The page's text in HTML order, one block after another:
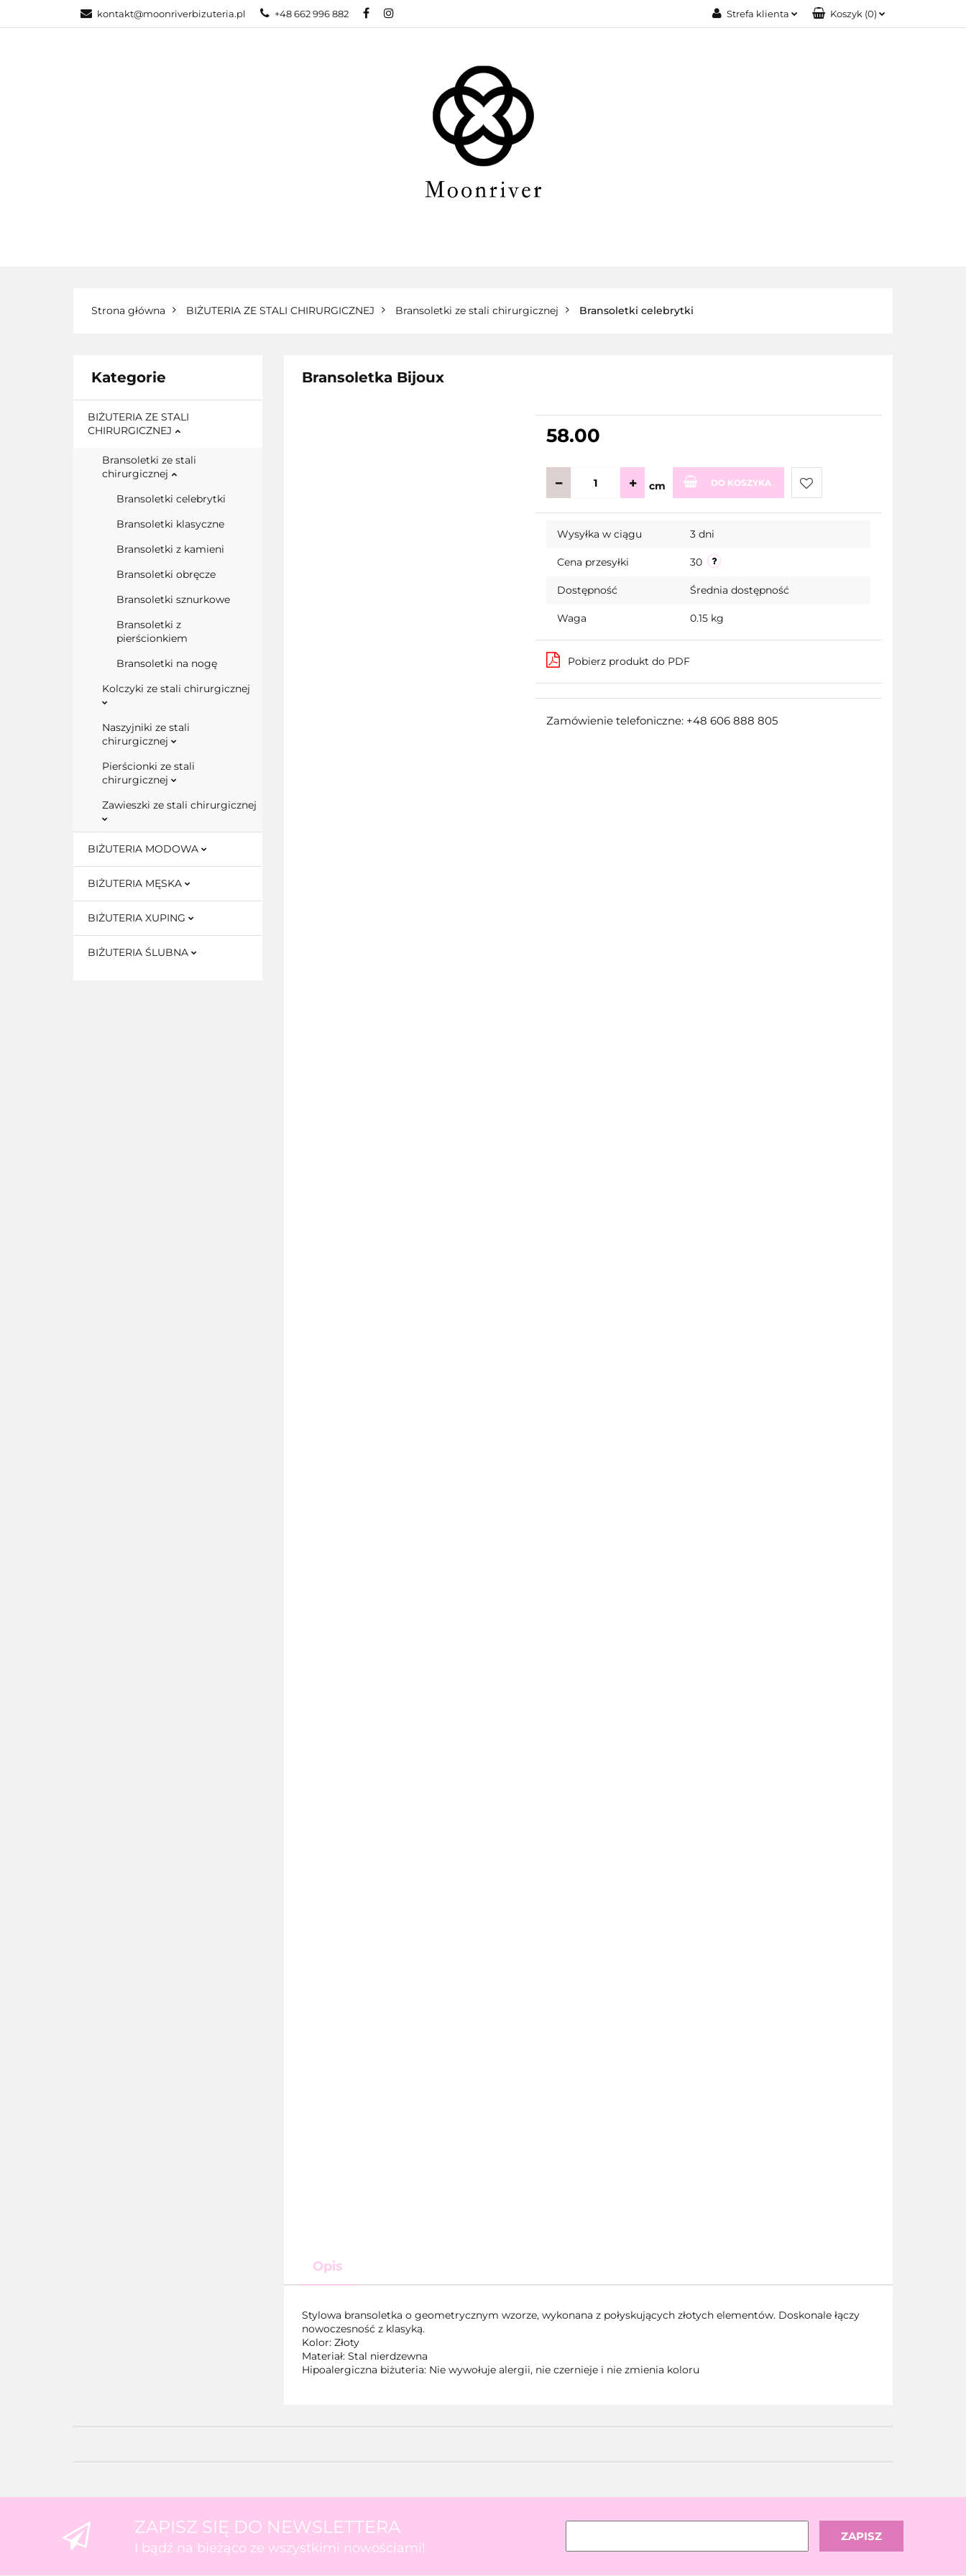
kontakt@moonriverbizuteria.pl +48 662 996 882 Strefa klienta Koszyk (0)
KATEGORIE
Strona główna BIŻUTERIA ZE STALI CHIRURGICZNEJ Bransoletki ze stali chirurgicznej Bransoletki celebrytki
Kategorie
BIŻUTERIA ZE STALI
CHIRURGICZNEJ
Bransoletki ze stali
chirurgicznej
Bransoletki celebrytki
Bransoletki klasyczne
Bransoletki z kamieni
Bransoletki obręcze
Bransoletki sznurkowe
Bransoletki z
pierścionkiem
Bransoletki na nogę
Kolczyki ze stali chirurgicznej
Naszyjniki ze stali
chirurgicznej
Pierścionki ze stali
chirurgicznej
Zawieszki ze stali chirurgicznej
BIŻUTERIA MODOWA
BIŻUTERIA MĘSKA
BIŻUTERIA XUPING
BIŻUTERIA ŚLUBNA
Bransoletka Bijoux
58.00
cm DO KOSZYKA
Do
Wysyłka w ciągu 3 dni
Cena przesyłki 30
Dostępność Średnia dostępność
Waga 0.15 kg
Pobierz produkt do PDF
Zamówienie telefoniczne: +48 606 888 805
Opis
Stylowa bransoletka o geometrycznym wzorze, wykonana z połyskujących złotych elementów. Doskonale łączy
nowoczesność z klasyką.
Kolor: Złoty
Materiał: Stal nierdzewna
Hipoalergiczna biżuteria: Nie wywołuje alergii, nie czernieje i nie zmienia koloru
ZAPISZ SIĘ DO NEWSLETTERA
I bądź na bieżąco ze wszystkimi nowościami!